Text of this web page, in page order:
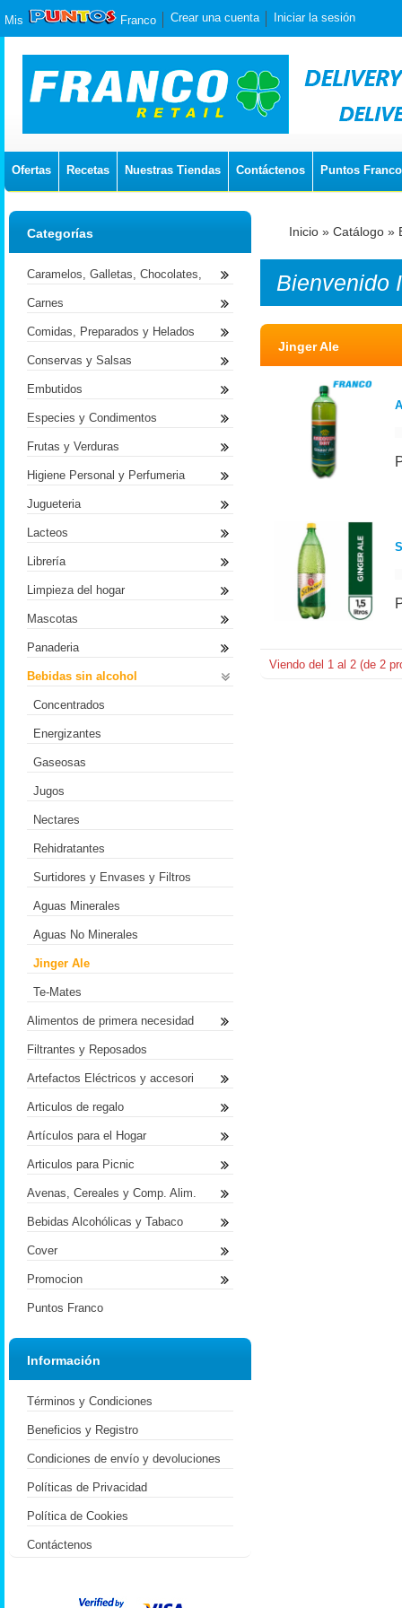
Mis Franco Crear una cuenta Iniciar la sesión
Ofertas Recetas Nuestras Tiendas Contáctenos Puntos Franco
Inicio » Catálogo »
Bienvenido
Jinger Ale
Viendo del 1 al 2 (de 2
Categorías
Caramelos, Galletas, Chocolates,
Carnes
Comidas, Preparados y Helados
Conservas y Salsas
Embutidos
Especies y Condimentos
Frutas y Verduras
Higiene Personal y Perfumeria
Jugueteria
Lacteos
Librería
Limpieza del hogar
Mascotas
Panaderia
Bebidas sin alcohol
Concentrados
Energizantes
Gaseosas
Jugos
Nectares
Rehidratantes
Surtidores y Envases y Filtros
Aguas Minerales
Aguas No Minerales
Jinger Ale
Te-Mates
Alimentos de primera necesidad
Filtrantes y Reposados
Artefactos Eléctricos y accesori
Articulos de regalo
Artículos para el Hogar
Articulos para Picnic
Avenas, Cereales y Comp. Alim.
Bebidas Alcohólicas y Tabaco
Cover
Promocion
Puntos Franco
Información
Términos y Condiciones
Beneficios y Registro
Condiciones de envío y devoluciones
Políticas de Privacidad
Política de Cookies
Contáctenos